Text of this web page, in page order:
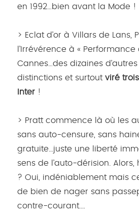
en 1992…bien avant la Mode !
> Eclat d’or à Villars de Lans,
l’Irrévérence à « Performance
Cannes…des dizaines
distinctions et surtoutviré
Inter !
> Pratt commence là où les
sans auto-censure, sans
gratuite…juste une liberté
sens de l’auto-dérision.
? Oui, indéniablement mais
de bien de nager sans
contre-courant.…